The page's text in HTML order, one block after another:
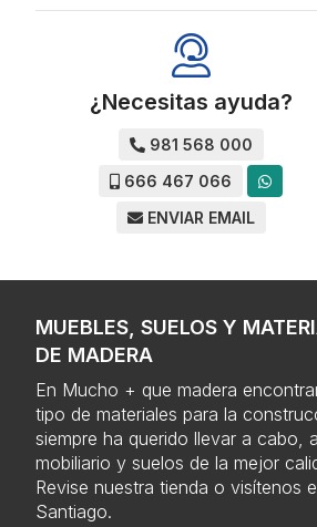
¿Necesitas ayuda?
981 568 000
666 467 066
ENVIAR EMAIL
MUEBLES, SUELOS Y
DE MADERA
En Mucho + que madera
tipo de materiales para la
siempre ha querido llevar a cabo,
mobiliario y suelos de la mejor
Revise nuestra tienda o visítenos
Santiago.